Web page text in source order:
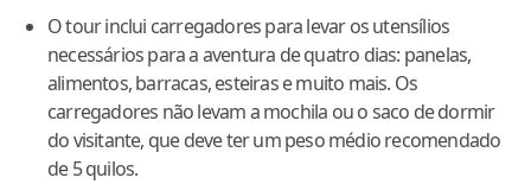
O tour inclui carregadores para levar os utensílios
necessários para a aventura de quatro dias: panelas,
alimentos, barracas, esteiras e muito mais. Os
carregadores não levam a mochila ou o saco de dormir
do visitante, que deve ter um peso médio recomendado
de 5 quilos.